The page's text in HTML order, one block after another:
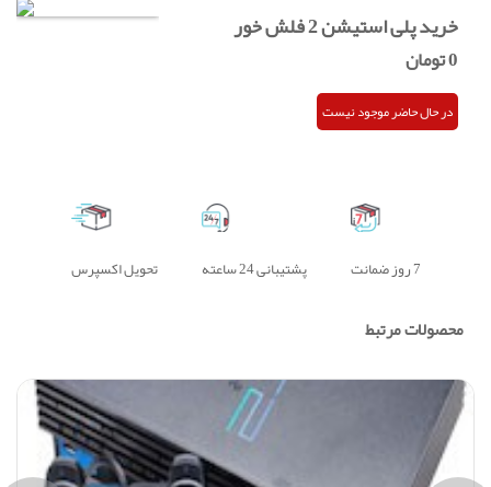
خرید پلی استیشن 2 فلش خور
0تومان
در حال حاضر موجود نیست
تحویل اکسپرس پشتیبانی 24 ساعته 7 روز ضمانت
محصولات مرتبط